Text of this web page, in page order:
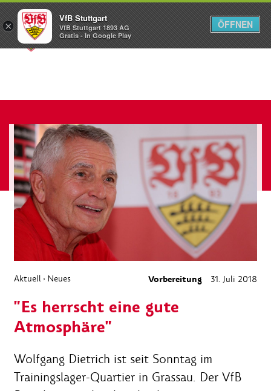
Menü
Aktuell › Neues Vorbereitung 31. Juli 2018
"Es herrscht eine gute
Atmosphäre"
Wolfgang Dietrich ist seit Sonntag im
Trainingslager-Quartier in Grassau. Der VfB
×
VfB Stuttgart
VfB Stuttgart 1893 AG
Gratis - In Google Play
ÖFFNEN